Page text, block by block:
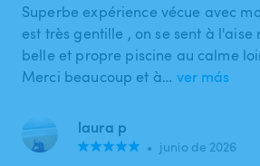
Superbe expérience vécue avec
est très gentille , on se sent à l'aise
belle et propre piscine au calme
Merci beaucoup et à… ver más
laura p
• junio de 2026